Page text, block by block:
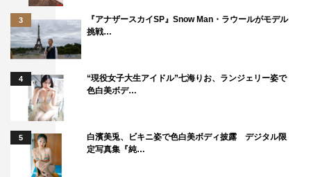
3
『アナザースカイSP』Snow Man・ラウールがモデル
挑戦…
4
“現役女子大生アイドル”七海りお、ランジェリー姿で
色白美ボデ…
5
白濱美兎、ビキニ姿で色白美ボディ披露 デジタル限
定写真集『純…